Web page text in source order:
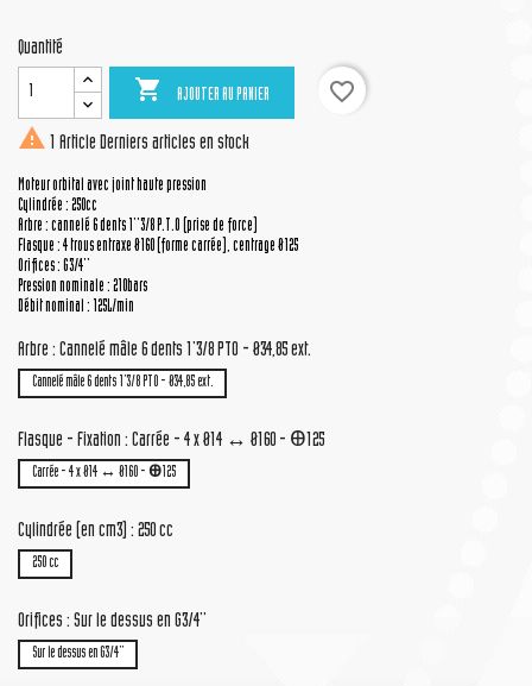
Quantité
 AJOUTER AU PANIER
favorite_border
 1 Article Derniers articles en stock
Moteur orbital avec joint haute pression
Cylindrée : 250cc
Arbre : cannelé 6 dents 1''3/8 P.T.O (prise de force)
Flasque : 4 trous entraxe Ø160 (forme carrée), centrage Ø125
Orifices : G3/4''
Pression nominale : 210bars
Débit nominal : 125L/min
Arbre : Cannelé mâle 6 dents 1'3/8 PTO - Ø34,85 ext.
Cannelé mâle 6 dents 1'3/8 PTO - Ø34,85 ext.
Flasque - Fixation : Carrée - 4 x Ø14 ↔ Ø160 - Ꚛ125
Carrée - 4 x Ø14 ↔ Ø160 - Ꚛ125
Cylindrée (en cm3) : 250 cc
250 cc
Orifices : Sur le dessus en G3/4''
Sur le dessus en G3/4''